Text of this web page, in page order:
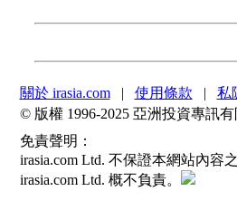
關於 irasia.com| 使用條款 | 私
© 版權 1996-2025 亞洲投資專訊
免責聲明：
irasia.com Ltd. 不保證本網站內
irasia.com Ltd. 概不負責。